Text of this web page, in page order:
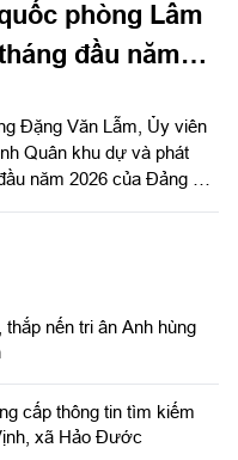
phòng Lâm
đầu năm
Đặng Văn Lẫm, Ủy viên
Quân khu dự và phát
năm 2026 của Đảng ủy
nến tri ân Anh hùng
cấp thông tin tìm kiếm
xã Hảo Đước